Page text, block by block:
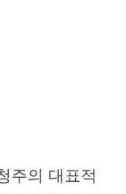
주의 대표적